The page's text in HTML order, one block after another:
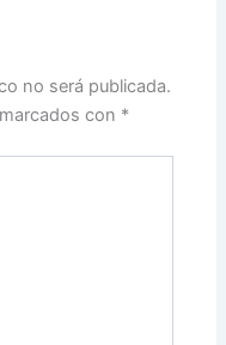
no será publicada.
con *